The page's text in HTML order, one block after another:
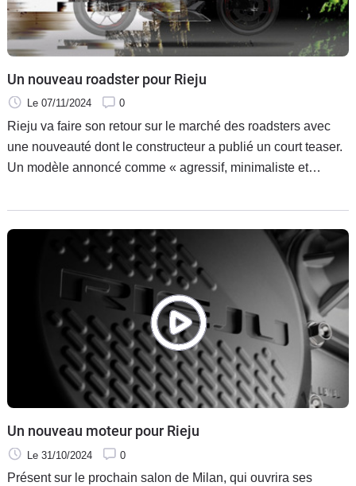
Un nouveau roadster pour Rieju
Le 07/11/2024 0
Rieju va faire son retour sur le marché des roadsters avec
une nouveauté dont le constructeur a publié un court teaser.
Un modèle annoncé comme « agressif, minimaliste et
Un nouveau moteur pour Rieju
Le 31/10/2024 0
Présent sur le prochain salon de Milan, qui ouvrira ses